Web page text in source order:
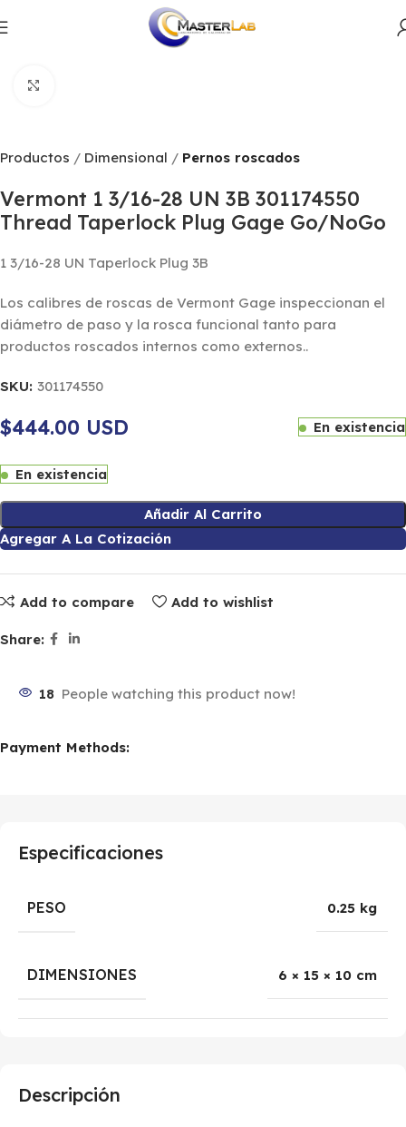
Dimensional Pernos roscados
Productos Dimensional Pernos roscados
Vermont 1 3/16-28 UN 3B 301174550
Thread Taperlock Plug Gage Go/NoGo
1 3/16-28 UN Taperlock Plug 3B
Los calibres de roscas de Vermont Gage inspeccionan el
diámetro de paso y la rosca funcional tanto para
productos roscados internos como externos..
SKU: 301174550
$444.00 USD En existencia
En existencia
Añadir Al Carrito
Agregar A La Cotización
Add to compare Add to wishlist
Share:
18 People watching this product now!
Payment Methods:
Descripción
Especificaciones
PESO 0.25 kg
DIMENSIONES 6 × 15 × 10 cm